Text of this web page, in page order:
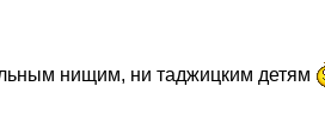
нищим, ни таджицким детям